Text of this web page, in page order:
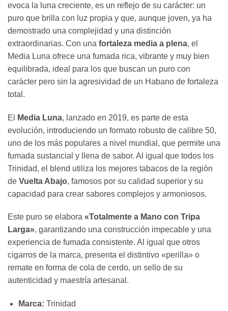
evoca la luna creciente, es un reflejo de su carácter: un
puro que brilla con luz propia y que, aunque joven, ya ha
demostrado una complejidad y una distinción
extraordinarias. Con una fortaleza media a plena, el
Media Luna ofrece una fumada rica, vibrante y muy bien
equilibrada, ideal para los que buscan un puro con
carácter pero sin la agresividad de un Habano de fortaleza
total.
El Media Luna, lanzado en 2019, es parte de esta
evolución, introduciendo un formato robusto de calibre 50,
uno de los más populares a nivel mundial, que permite una
fumada sustancial y llena de sabor. Al igual que todos los
Trinidad, el blend utiliza los mejores tabacos de la región
de Vuelta Abajo, famosos por su calidad superior y su
capacidad para crear sabores complejos y armoniosos.
Este puro se elabora «Totalmente a Mano con Tripa
Larga», garantizando una construcción impecable y una
experiencia de fumada consistente. Al igual que otros
cigarros de la marca, presenta el distintivo «perilla» o
remate en forma de cola de cerdo, un sello de su
autenticidad y maestría artesanal.
Marca: Trinidad